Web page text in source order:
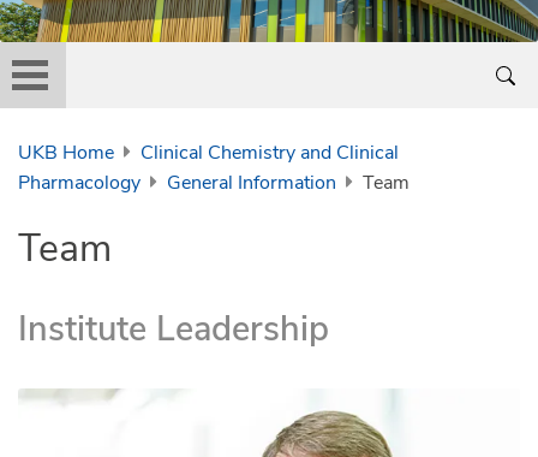
UKB Home
Clinical Chemistry and Clinical
Pharmacology
General Information Team
Team
Institute Leadership